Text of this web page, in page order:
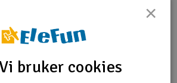
lek & hobby
Pro / 700E.
×
bruker cookies